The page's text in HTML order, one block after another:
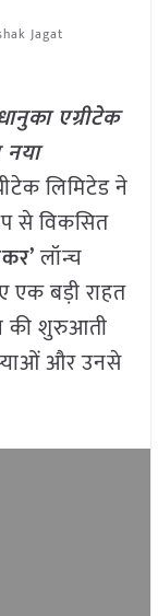
Jagat
एग्रीटेक
लिमिटेड ने
से विकसित
लॉन्च
एक बड़ी राहत
की शुरुआती
और उनसे